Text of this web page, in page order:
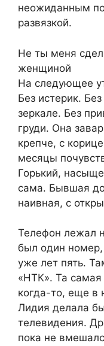
неожиданным
развязкой.
Не ты меня
женщиной
На следующее
Без истерик.
зеркале. Без
груди. Она
крепче, с
месяцы
Горький,
сама. Бывшая
наивная, с
Телефон лежал
был один номер,
уже лет пять.
«НТК». Та самая
когда-то, еще в
Лидия делала
телевидения.
пока не